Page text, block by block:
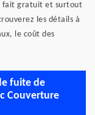
fait gratuit et surtout
les détails à
le coût des
fuite de
Couverture